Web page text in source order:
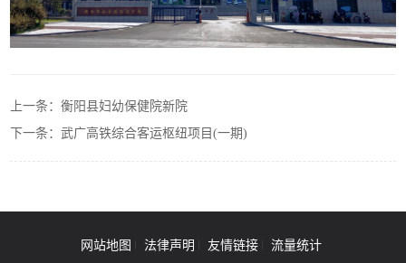
上一条：衡阳县妇幼保健院新院
下一条：武广高铁综合客运枢纽项目(一期)
网站地图 法律声明 友情链接 流量统计